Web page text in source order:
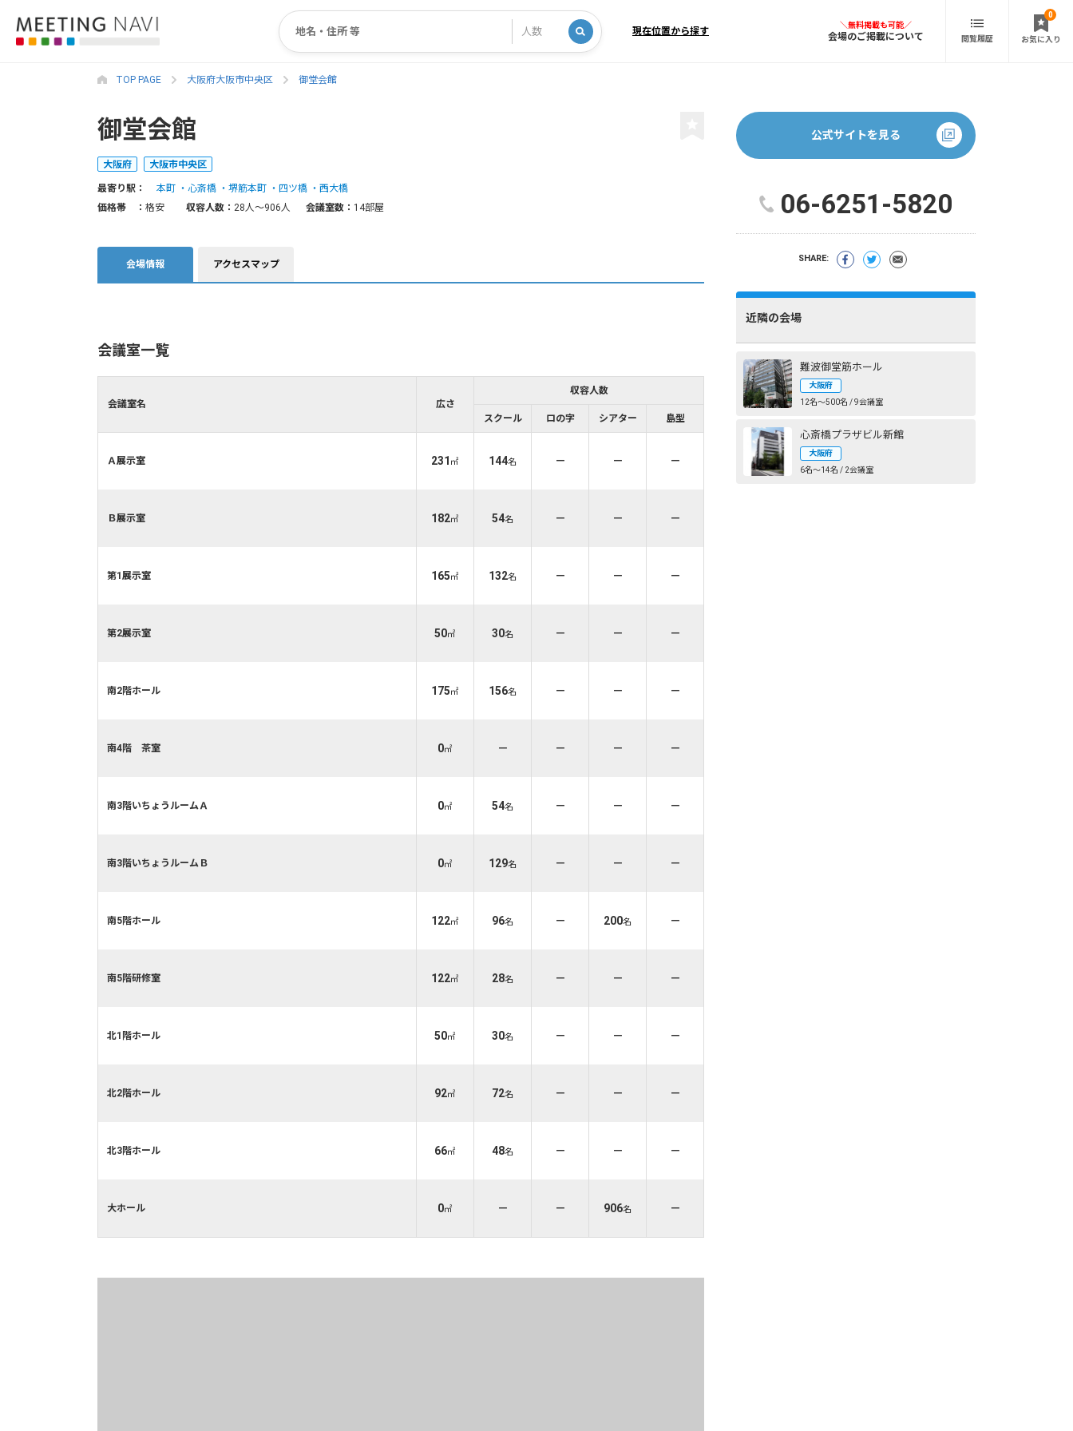
現在位置から探す 会場のご掲載について 閲覧履歴 お気に入り
0
TOP PAGE 大阪府大阪市中央区 御堂会館
御堂会館
大阪府 大阪市中央区
最寄り駅： 本町 心斎橋 堺筋本町 四ツ橋
西大橋
価格帯 ： 格安 収容人数： 28人〜906人 会議室数： 14部屋
会場情報 アクセスマップ
会議室一覧
会議室名 広さ
収容人数
スクール ロの字 シアター 島型
Ａ展示室 231 ㎡ 144名 － － －
Ｂ展示室 182㎡ 54名 － － －
第1展示室 165㎡ 132名 － － －
第2展示室 50㎡ 30名 － － －
南2階ホール 175㎡ 156名 － － －
南4階 茶室 0㎡ － － － －
南3階いちょうルームＡ 0㎡ 54名 － － －
南3階いちょうルームＢ 0㎡ 129名 － － －
南5階ホール 122㎡ 96名 － 200名 －
南5階研修室 122㎡ 28名 － － －
北1階ホール 50㎡ 30名 － － －
北2階ホール 92㎡ 72名 － － －
北3階ホール 66㎡ 48名 － － －
大ホール 0㎡ － － 906名 －
公式サイトを見る
06-6251-5820
SHARE:
近隣の会場
難波御堂筋ホール
大阪府
12名〜500名 / 9会議室
心斎橋プラザビル新館
大阪府
6名〜14名 / 2会議室